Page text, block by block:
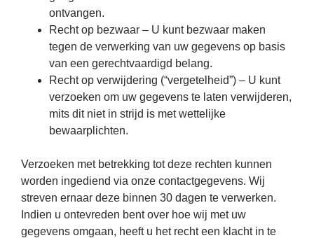
ontvangen.
Recht op bezwaar – U kunt bezwaar maken
tegen de verwerking van uw gegevens op basis
van een gerechtvaardigd belang.
Recht op verwijdering (“vergetelheid”) – U kunt
verzoeken om uw gegevens te laten verwijderen,
mits dit niet in strijd is met wettelijke
bewaarplichten.
Verzoeken met betrekking tot deze rechten kunnen
worden ingediend via onze contactgegevens. Wij
streven ernaar deze binnen 30 dagen te verwerken.
Indien u ontevreden bent over hoe wij met uw
gegevens omgaan, heeft u het recht een klacht in te